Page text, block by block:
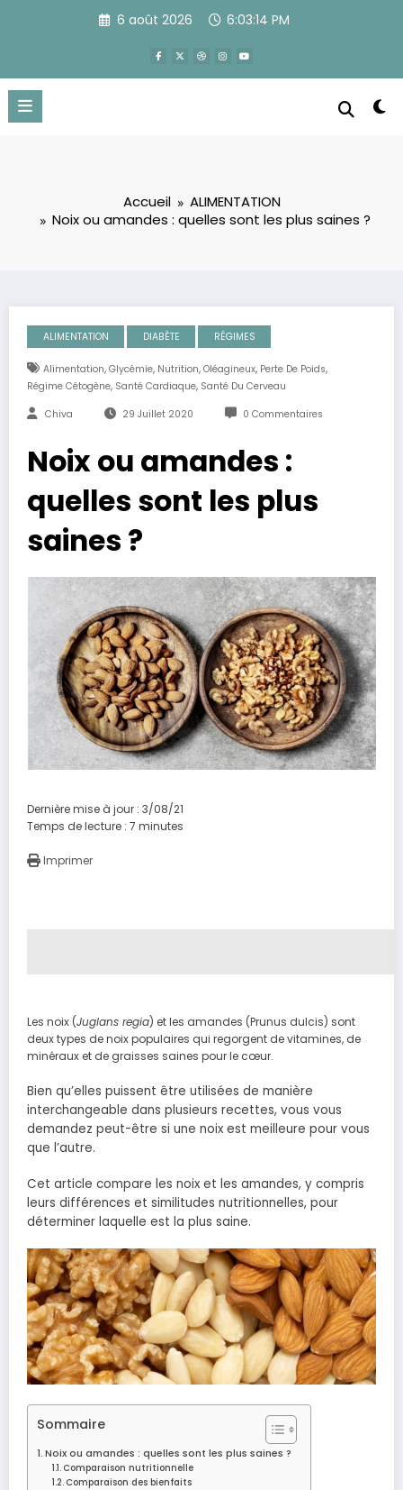
6 août 2026 6:03:15 PM
Accueil
ALIMENTATION
Noix ou amandes : quelles sont les plus saines ?
ALIMENTATION DIABÈTE RÉGIMES
Alimentation, Glycémie, Nutrition, Oléagineux, Perte De Poids,
Régime Cétogène, Santé Cardiaque, Santé Du Cerveau
Chiva 29 Juillet 2020 0 Commentaires
Noix ou amandes :
quelles sont les plus
saines ?
Dernière mise à jour : 3/08/21
Temps de lecture : 7 minutes
Imprimer
Les noix (Juglans regia) et les amandes (Prunus dulcis) sont
deux types de noix populaires qui regorgent de vitamines, de
minéraux et de graisses saines pour le cœur.
Bien qu’elles puissent être utilisées de manière
interchangeable dans plusieurs recettes, vous vous
demandez peut-être si une noix est meilleure pour vous
que l’autre.
Cet article compare les noix et les amandes, y compris
leurs différences et similitudes nutritionnelles, pour
déterminer laquelle est la plus saine.
Sommaire
Noix ou amandes : quelles sont les plus saines ?
Comparaison nutritionnelle
Comparaison des bienfaits